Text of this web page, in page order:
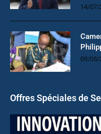
14/07/
09/05/
Offres Spéciales de